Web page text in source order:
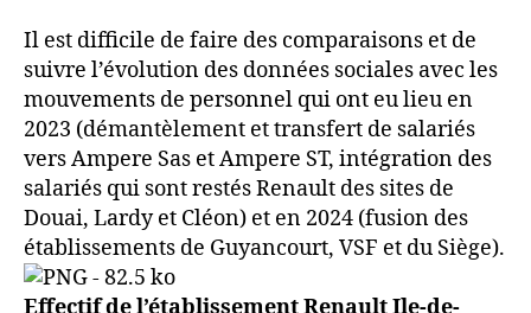
Il est difficile de faire des comparaisons et de
suivre l’évolution des données sociales avec les
mouvements de personnel qui ont eu lieu en
2023 (démantèlement et transfert de salariés
vers Ampere Sas et Ampere ST, intégration des
salariés qui sont restés Renault des sites de
Douai, Lardy et Cléon) et en 2024 (fusion des
établissements de Guyancourt, VSF et du Siège).